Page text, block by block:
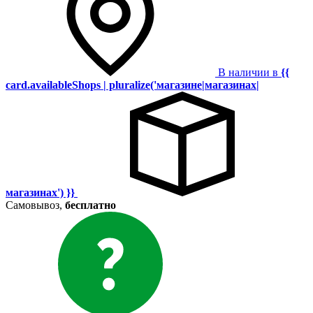
В наличии в {{
card.availableShops | pluralize('магазине|магазинах|
магазинах') }}
Самовывоз, бесплатно